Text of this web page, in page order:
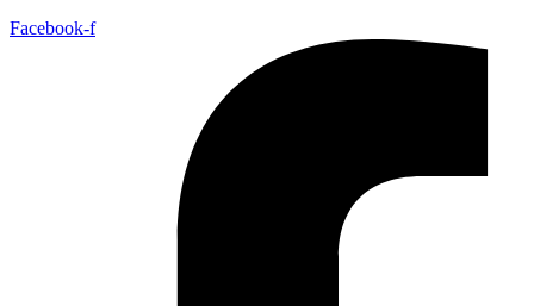
Facebook-f